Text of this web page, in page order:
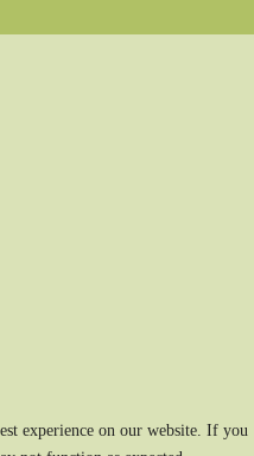
experience on our website. If you